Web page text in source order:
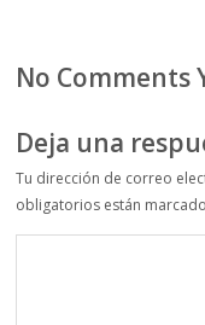
No Comments
Deja una
Tu dirección de correo
obligatorios están